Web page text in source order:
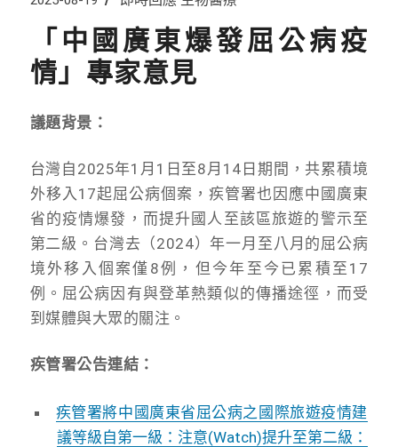
「中國廣東爆發屈公病疫
情」專家意見
議題背景：
台灣自2025年1月1日至8月14日期間，共累積境
外移入17起屈公病個案，疾管署也因應中國廣東
省的疫情爆發，而提升國人至該區旅遊的警示至
第二級。台灣去（2024）年一月至八月的屈公病
境外移入個案僅8例，但今年至今已累積至17
例。屈公病因有與登革熱類似的傳播途徑，而受
到媒體與大眾的關注。
疾管署公告連結：
疾管署將中國廣東省屈公病之國際旅遊疫情建
議等級自第一級：注意(Watch)提升至第二級：